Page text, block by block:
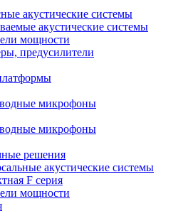
акустические системы
акустические системы
мощности
предусилители
микрофоны
микрофоны
решения
акустические системы
F серия
мощности